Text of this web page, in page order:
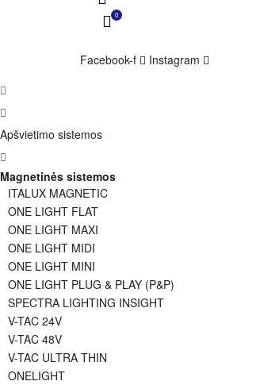
0
Facebook-f Instagram
Apšvietimo sistemos
Magnetinės sistemos
ITALUX MAGNETIC
ONE LIGHT FLAT
ONE LIGHT MAXI
ONE LIGHT MIDI
ONE LIGHT MINI
ONE LIGHT PLUG & PLAY (P&P)
SPECTRA LIGHTING INSIGHT
V-TAC 24V
V-TAC 48V
V-TAC ULTRA THIN
ONELIGHT